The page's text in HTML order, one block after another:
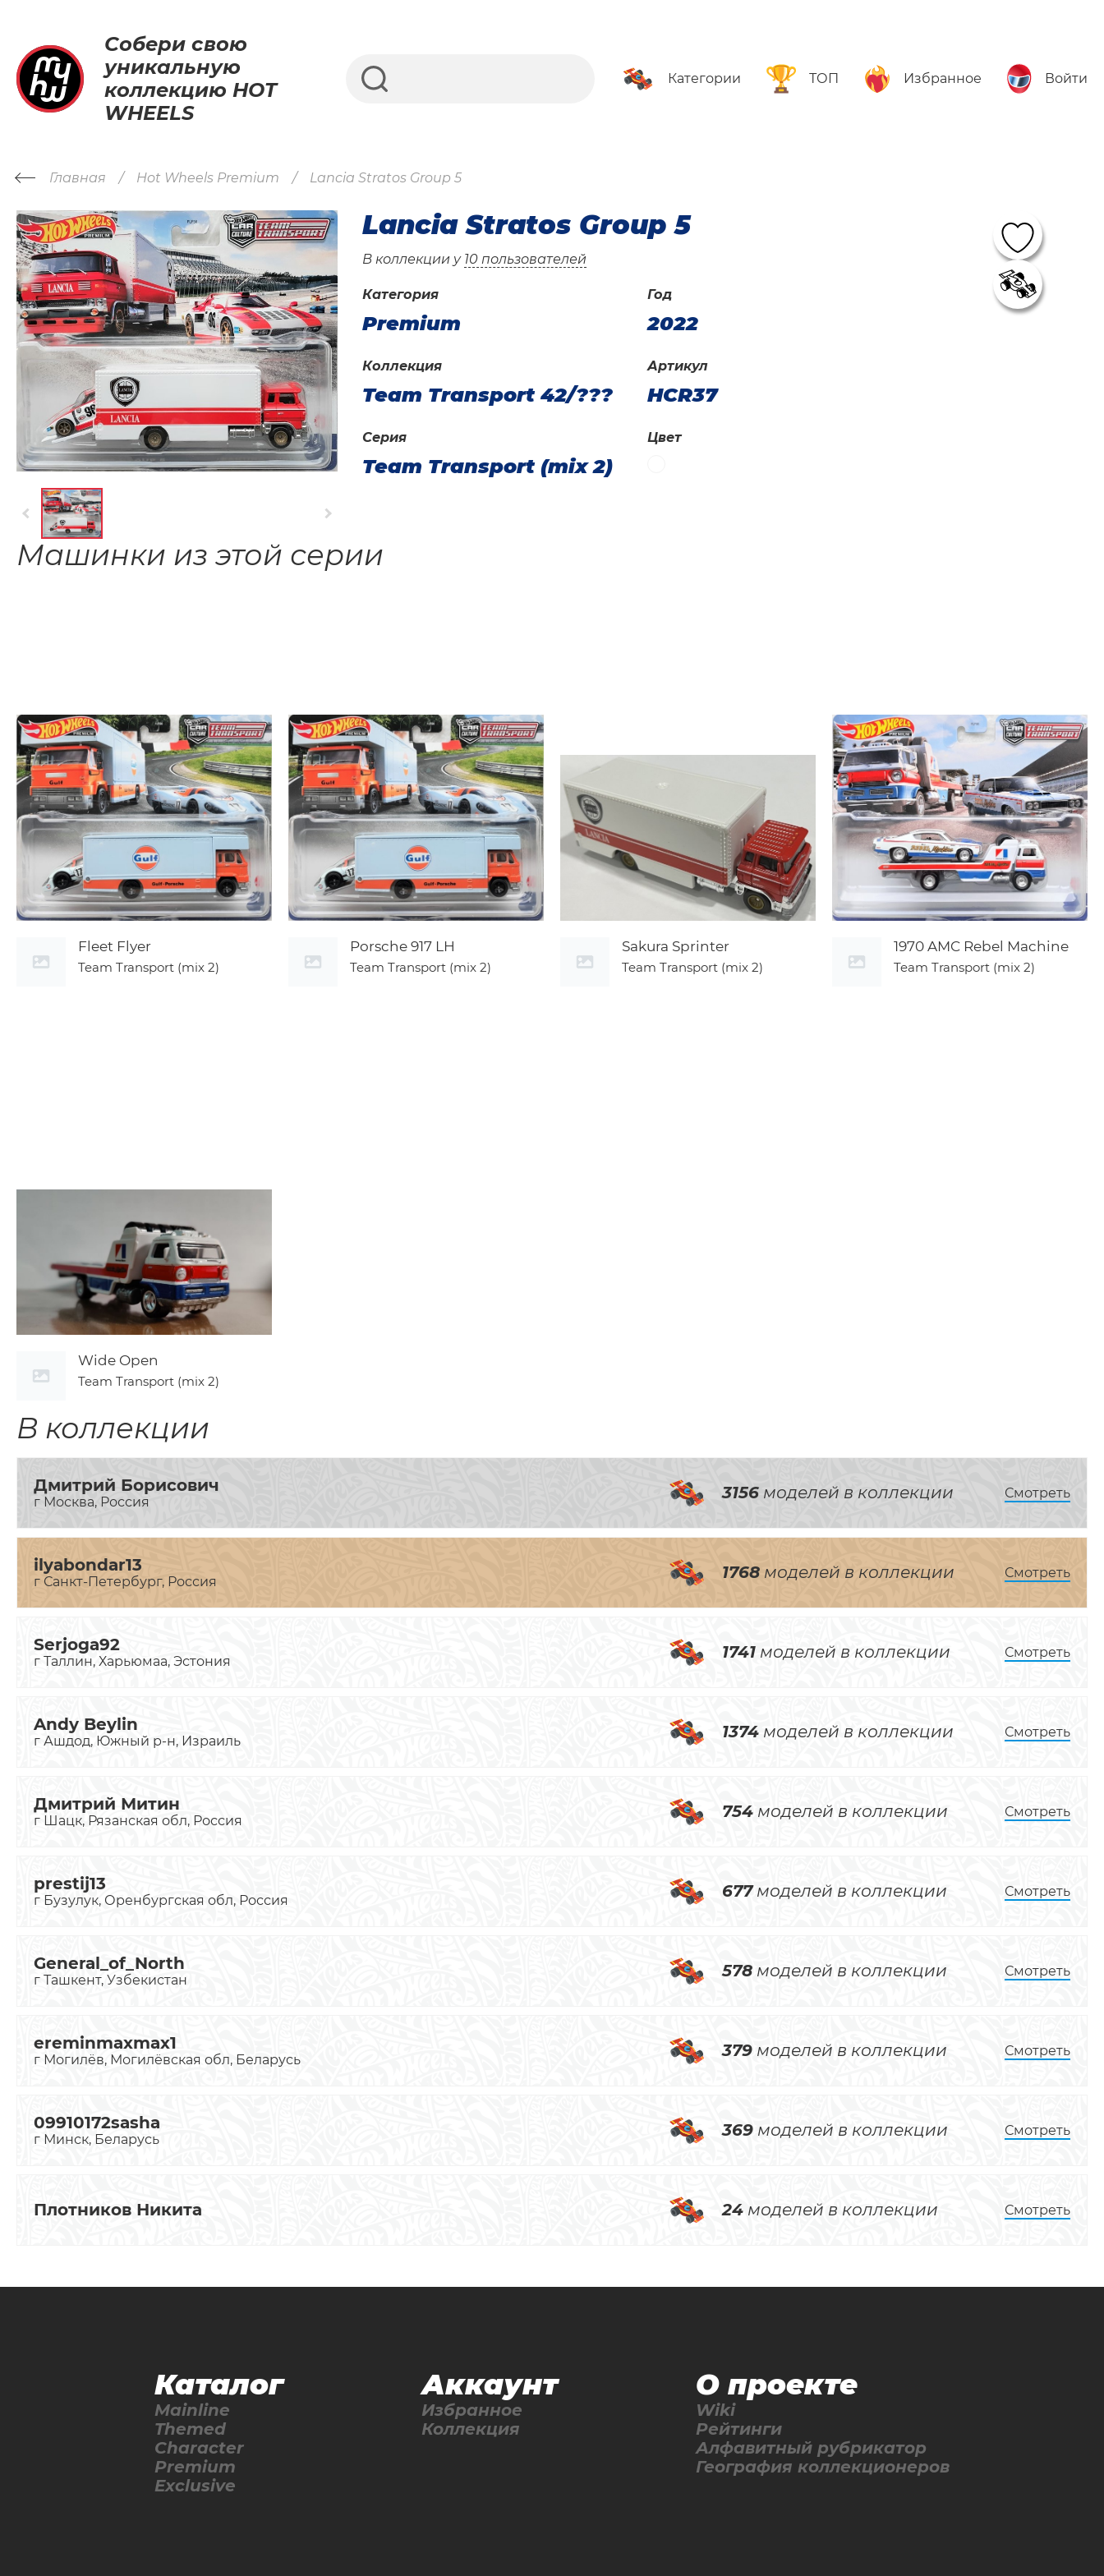
Собери свою
уникальную
коллекцию HOT
WHEELS
Категории ТОП Избранное Войти
Главная Hot Wheels Premium Lancia Stratos Group 5
Lancia Stratos Group 5
В коллекции у 10 пользователей
Категория
Premium
Год
2022
Коллекция
Team Transport 42/???
Артикул
HCR37
Серия
Team Transport (mix 2)
Цвет
Машинки из этой серии
Fleet Flyer
Team Transport (mix 2)
Porsche 917 LH
Team Transport (mix 2)
Sakura Sprinter
Team Transport (mix 2)
1970 AMC Rebel Machine
Team Transport (mix 2)
Wide Open
Team Transport (mix 2)
В коллекции
Дмитрий Борисович
г Москва, Россия 3156 моделей в коллекции Смотреть
ilyabondar13
г Санкт-Петербург, Россия 1768 моделей в коллекции Смотреть
Serjoga92
г Таллин, Харьюмаа, Эстония 1741 моделей в коллекции Смотреть
Andy Beylin
г Ашдод, Южный р-н, Израиль 1374 моделей в коллекции Смотреть
Дмитрий Митин
г Шацк, Рязанская обл, Россия 754 моделей в коллекции Смотреть
prestij13
г Бузулук, Оренбургская обл, Россия 677моделей в коллекции Смотреть
General_of_North
г Ташкент, Узбекистан 578 моделей в коллекции Смотреть
ereminmaxmax1
г Могилёв, Могилёвская обл, Беларусь 379 моделей в коллекции Смотреть
09910172sasha
г Минск, Беларусь 369 моделей в коллекции Смотреть
Плотников Никита 24 моделей в коллекции Смотреть
Каталог
Mainline
Themed
Character
Premium
Exclusive
Аккаунт
Избранное
Коллекция
О проекте
Wiki
Рейтинги
Алфавитный рубрикатор
География коллекционеров